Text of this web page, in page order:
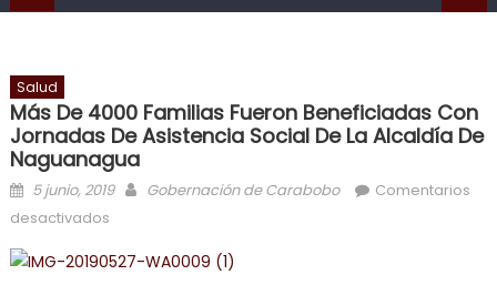
Salud
Más De 4000 Familias Fueron Beneficiadas Con
Jornadas De Asistencia Social De La Alcaldía De
Naguanagua
Posted on
5 junio, 2019 Author
Gobernación de Carabobo
Comentarios
desactivados
Naguanagua